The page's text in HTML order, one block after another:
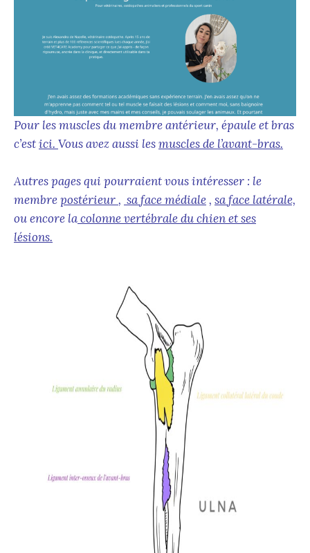
Pour les muscles du membre antérieur, épaule et bras
c’estici. Vous avez aussi lesmuscles de l’avant-bras.
Autres pages qui pourraient vous intéresser : le
membrepostérieur, saface médiale, saface latérale,
ou encore lacolonne vertébrale du chien et ses
lésions.